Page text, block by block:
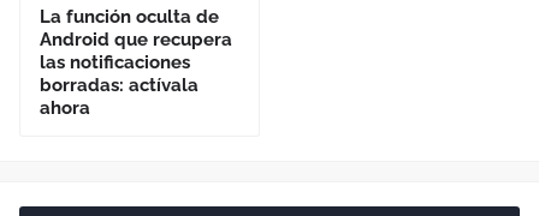
La función oculta de
Android que recupera
las notificaciones
borradas: actívala
ahora